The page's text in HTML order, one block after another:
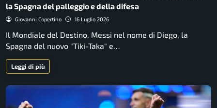
la Spagna del palleggio e della difesa
Giovanni Copertino 16 Luglio 2026
Il Mondiale del Destino. Messi nel nome di Diego, la
Spagna del nuovo "Tiki-Taka" e…
Leggi di più